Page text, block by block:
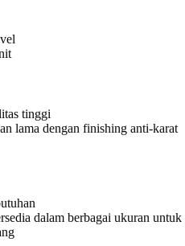
tinggi
lama dengan finishing anti-karat
dalam berbagai ukuran untuk